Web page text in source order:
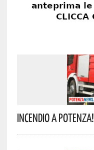
Incendio A Potenza!